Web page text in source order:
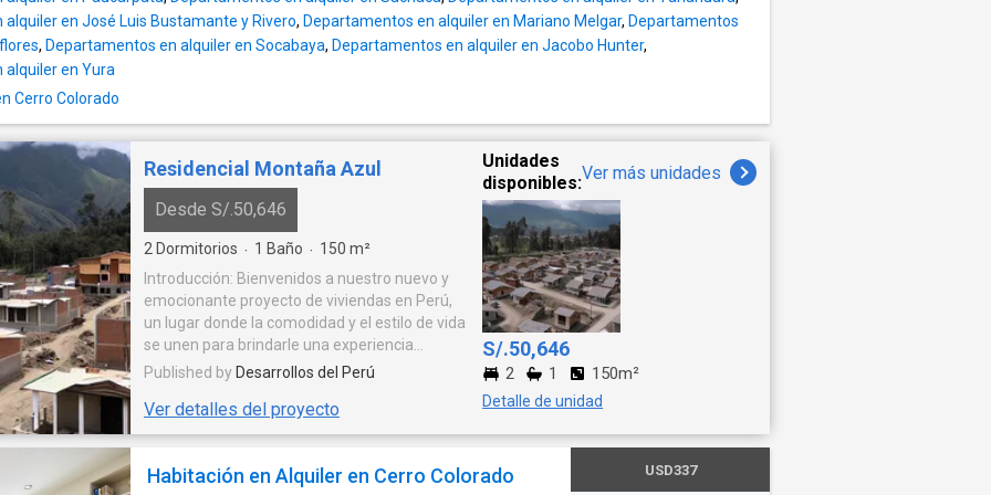
alquiler en José Luis Bustamante y Rivero, Departamentos en alquiler en Mariano Melgar, Departamentos
, Departamentos en alquiler en Socabaya, Departamentos en alquiler en Jacobo Hunter,
alquiler en Yura
Cerro Colorado
Residencial Montaña Azul
Desde S/.50,646
2 Dormitorios · 1 Baño · 150 m²
Introducción: Bienvenidos a nuestro nuevo y
emocionante proyecto de viviendas en Perú,
un lugar donde la comodidad y el estilo de vida
se unen para brindarle una experiencia
residencial excepcional. Diseñado por un
proyecto ofrece una combinación perfecta de
arquitectura moderna, comodidades de
hermoso país peruano. Ubicación: Este
Published by Desarrollos del Perú
Ver detalles del proyecto
Unidades
disponibles:Ver más unidades
S/.50,646
2 1 150m²
Detalle de unidad
Habitación en Alquiler en Cerro Colorado USD337